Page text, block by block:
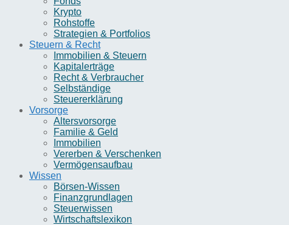
Krypto
Rohstoffe
Strategien & Portfolios
Steuern & Recht
Immobilien & Steuern
Kapitalerträge
Recht & Verbraucher
Selbständige
Steuererklärung
Vorsorge
Altersvorsorge
Familie & Geld
Immobilien
Vererben & Verschenken
Vermögensaufbau
Wissen
Börsen-Wissen
Finanzgrundlagen
Steuerwissen
Wirtschaftslexikon